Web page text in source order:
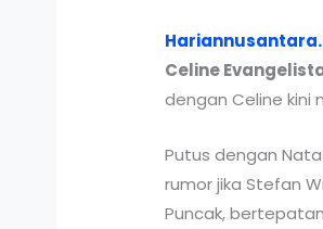
Celine
dengan Celine kini
Putus dengan
rumor jika Stefan
Puncak,